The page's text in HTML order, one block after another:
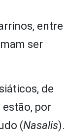
entre
ser
de
por
(Nasalis).